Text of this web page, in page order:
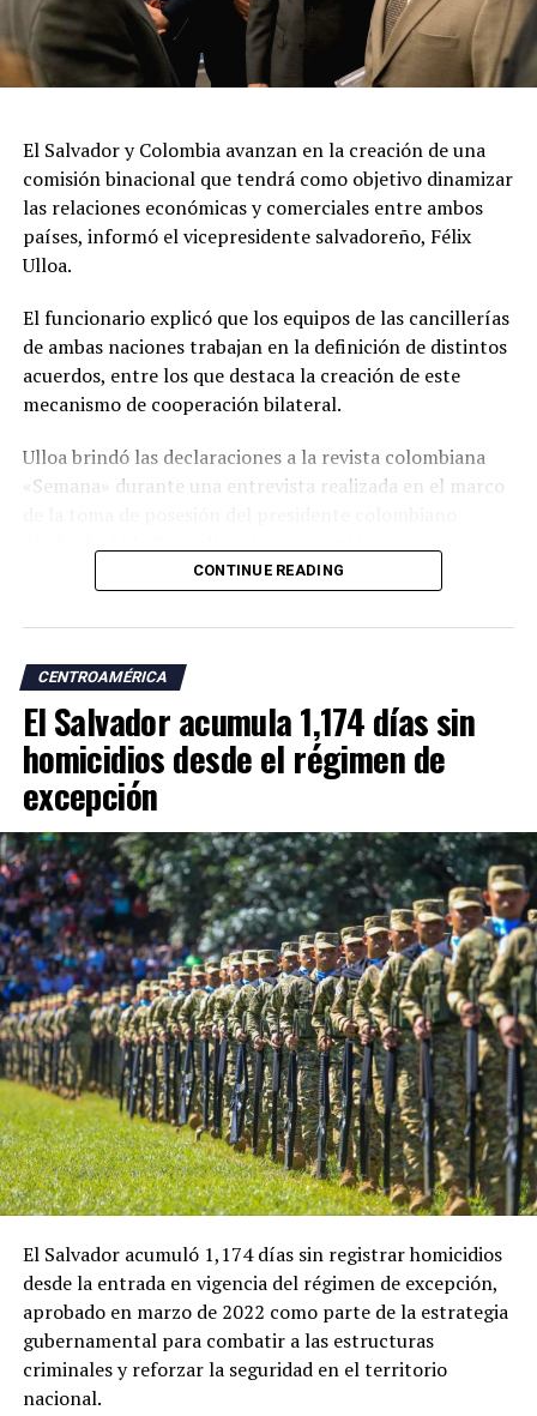
El Salvador y Colombia avanzan en la creación de una
comisión binacional que tendrá como objetivo dinamizar
las relaciones económicas y comerciales entre ambos
países, informó el vicepresidente salvadoreño, Félix
Ulloa.
El funcionario explicó que los equipos de las cancillerías
de ambas naciones trabajan en la definición de distintos
acuerdos, entre los que destaca la creación de este
mecanismo de cooperación bilateral.
Ulloa brindó las declaraciones a la revista colombiana
«Semana» durante una entrevista realizada en el marco
representación del presidente Nayib Bukele.
«En esta visita para asistir a la posesión del presidente
cancillería para dar continuidad a esos temas. Uno de los
acuerdos más importantes es la creación de una
comisión binacional Colombia-El Salvador», afirmó.
El vicepresidente salvadoreño explicó que el encuentro
con su homólogo colombiano, José Manuel Restrepo,
forma parte de un diálogo bilateral iniciado durante la
toma de posesión de la actual presidenta de Perú.
ADVERTISEMENT
En esa ocasión, la ministra de Economía de El Salvador,
María Luisa Hayem, representó al Gobierno salvadoreño
y sostuvo una reunión con Restrepo, en la que se
establecieron algunos acuerdos iniciales que ahora
Ulloa también destacó el papel que tendrá el embajador
de El Salvador en Colombia, Guillermo Rubio, en el
impulso de la nueva etapa de cooperación entre ambos
países.
CONTINUE READING
CENTROAMÉRICA
El Salvador acumula 1,174 días sin
homicidios desde el régimen de
excepción
El Salvador acumuló 1,174 días sin registrar homicidios
desde la entrada en vigencia del régimen de excepción,
aprobado en marzo de 2022 como parte de la estrategia
gubernamental para combatir a las estructuras
criminales y reforzar la seguridad en el territorio
nacional.